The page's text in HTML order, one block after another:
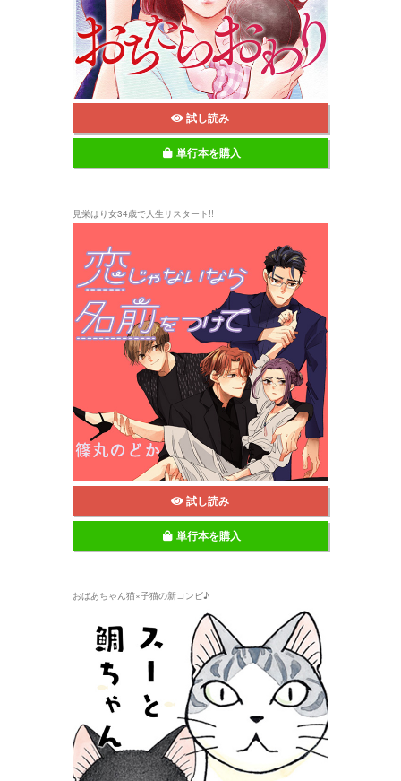
試し読み
単行本を購入
見栄はり女34歳で人生リスタート!!
試し読み
単行本を購入
おばあちゃん猫×子猫の新コンビ♪